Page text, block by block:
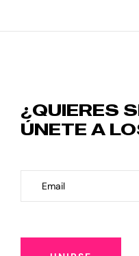
¿QUIERES
ÚNETE A